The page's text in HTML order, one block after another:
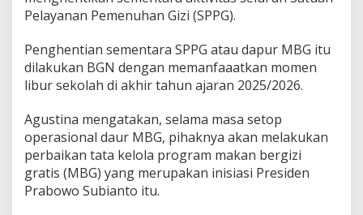
a
b
u
r
e
k
o
l
a
h
Pelayanan Pemenuhan Gizi (SPPG).
Penghentian sementara SPPG atau dapur MBG itu
dilakukan BGN dengan memanfaaatkan momen
libur sekolah di akhir tahun ajaran 2025/2026.
Agustina mengatakan, selama masa setop
operasional daur MBG, pihaknya akan melakukan
perbaikan tata kelola program makan bergizi
gratis (MBG) yang merupakan inisiasi Presiden
Prabowo Subianto itu.